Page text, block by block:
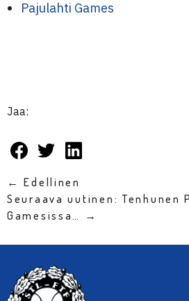
Pajulahti Games
Jaa:
← Edellinen
Seuraava uutinen: Tenhunen
Gamesissa… →